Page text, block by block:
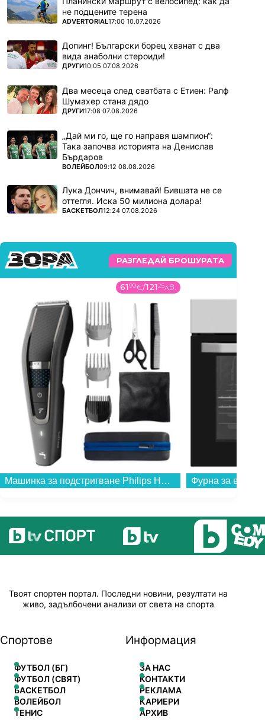
не подцените терена
ПОВЕЧЕ ОТ
ADVERTORIAL17:00 10.07.2026
Допинг! Български борец хванат с два
вида анаболни стероиди!
ПОВЕЧЕ ОТ
ДРУГИ10:05 07.08.2026
Два месеца след сватбата с Етиен: Ралф
Шумахер стана дядо
ПОВЕЧЕ ОТ
ДРУГИ17:08 07.08.2026
„Дай ми го, ще го направя шампион“:
Така започва историята на Денислав
Бърдаров
ПОВЕЧЕ ОТ
ВОЛЕЙБОЛ09:12 08.08.2026
Лука Дончич, внимавай! Бившата не се
оттегля. Иска 50 милиона долара!
ПОВЕЧЕ ОТ
БАСКЕТБОЛ12:24 07.08.2026
РАЗГЛЕДАЙ БРОШУРАТА
6199€/12125лв.
Машинка за подстригване Philips HC7650/15...
Твоят спортен портал. Последни новини, резултати на
живо, задълбочени анализи от света на спорта
Спортове
ФУТБОЛ (БГ)
ФУТБОЛ (СВЯТ)
БАСКЕТБОЛ
ВОЛЕЙБОЛ
ТЕНИС
Информация
ЗА НАС
КОНТАКТИ
РЕКЛАМА
КАРИЕРИ
АРХИВ